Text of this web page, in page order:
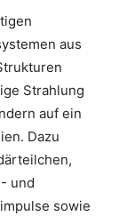
aus
Strahlung
auf ein
Dazu
und
sowie